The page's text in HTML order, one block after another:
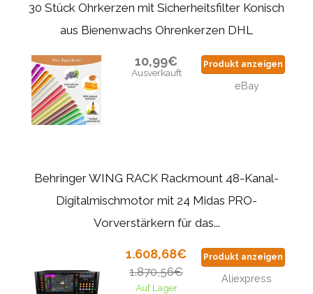
30 Stück Ohrkerzen mit Sicherheitsfilter Konisch
aus Bienenwachs Ohrenkerzen DHL
10,99€
Ausverkauft
Produkt anzeigen
eBay
Behringer WING RACK Rackmount 48-Kanal-
Digitalmischmotor mit 24 Midas PRO-
Vorverstärkern für das...
1.608,68€
1.870,56€
Auf Lager
Produkt anzeigen
Aliexpress